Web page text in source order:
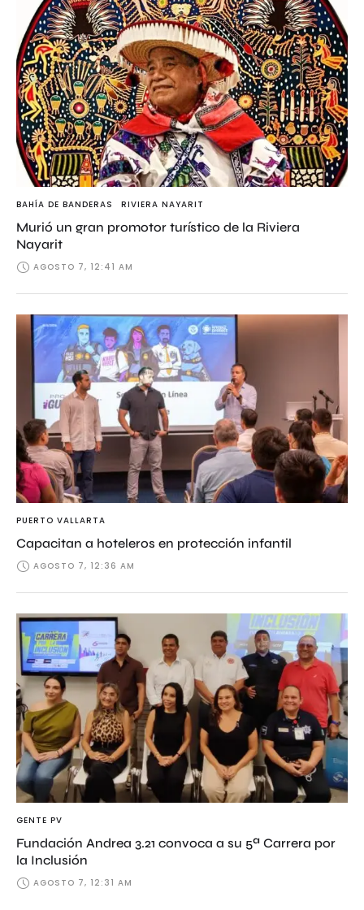
BAHÍA DE BANDERAS RIVIERA NAYARIT
Murió un gran promotor turístico de la Riviera
Nayarit
AGOSTO 7, 12:41 AM
PUERTO VALLARTA
Capacitan a hoteleros en protección infantil
AGOSTO 7, 12:36 AM
GENTE PV
Fundación Andrea 3.21 convoca a su 5ª Carrera por
la Inclusión
AGOSTO 7, 12:31 AM